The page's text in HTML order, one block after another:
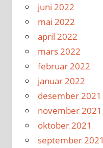
juni 2022
mai 2022
april 2022
mars 2022
februar 2022
januar 2022
desember 2021
november 2021
oktober 2021
september 2021